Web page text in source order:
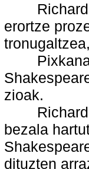
erortze
zioak.
Richard
bezala
dituzten